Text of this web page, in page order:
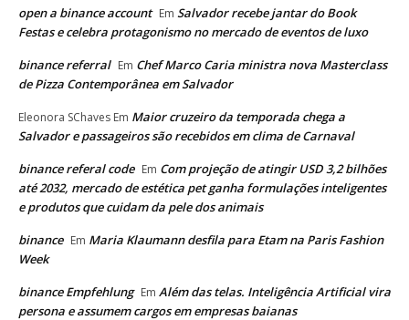
open a binance account Em Salvador recebe jantar do Book
Festas e celebra protagonismo no mercado de eventos de luxo
binance referral Em Chef Marco Caria ministra nova Masterclass
de Pizza Contemporânea em Salvador
Eleonora SChaves Em Maior cruzeiro da temporada chega a
Salvador e passageiros são recebidos em clima de Carnaval
binance referal code Em Com projeção de atingir USD 3,2 bilhões
até 2032, mercado de estética pet ganha formulações inteligentes
e produtos que cuidam da pele dos animais
binance Em Maria Klaumann desfila para Etam na Paris Fashion
Week
binance Empfehlung Em Além das telas. Inteligência Artificial vira
persona e assumem cargos em empresas baianas